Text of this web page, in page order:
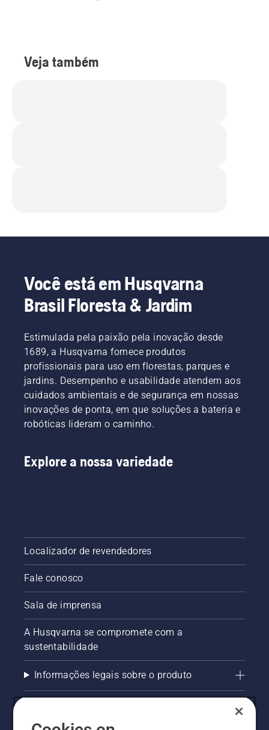
Veja também
Você está em Husqvarna
Brasil Floresta & Jardim
Estimulada pela paixão pela inovação desde
1689, a Husqvarna fornece produtos
profissionais para uso em florestas, parques e
jardins. Desempenho e usabilidade atendem aos
cuidados ambientais e de segurança em nossas
inovações de ponta, em que soluções a bateria e
robóticas lideram o caminho.
Explore a nossa variedade
Localizador de revendedores
Fale conosco
Sala de imprensa
A Husqvarna se compromete com a
sustentabilidade
Informações legais sobre o produto